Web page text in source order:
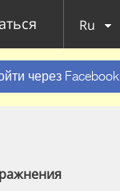
Ru
через Facebook